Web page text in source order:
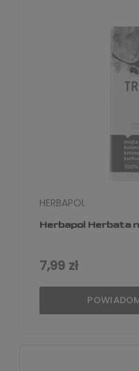
Herbapol Herbata
HERBAPOL
7,99 zł